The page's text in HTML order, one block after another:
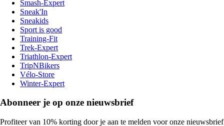
Smash-Expert
Sneak'In
Sneakids
Sport is good
Training-Fit
Trek-Expert
Triathlon-Expert
TripNBikers
Vélo-Store
Winter-Expert
Abonneer je op onze nieuwsbrief
Profiteer van 10% korting door je aan te melden voor onze nieuwsbrief